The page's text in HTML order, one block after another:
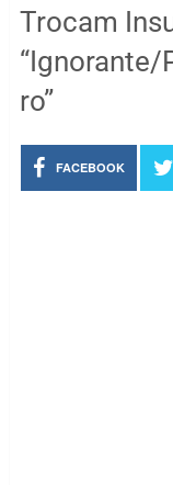
Trocam
ro”
FACEBOOK